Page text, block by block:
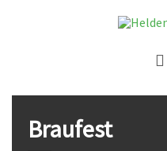
Braufest